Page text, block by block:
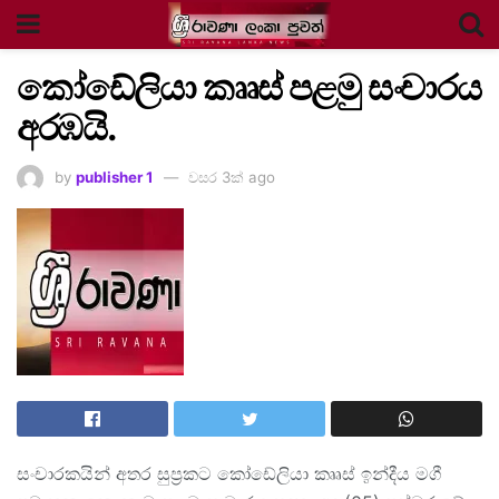
කෝඩේලියා කෲස් පළමු සංචාරය
අරඹයි.
by publisher 1 වසර 3ක් ago
සංචාරකයින් අතර සුප්‍රකට කෝඩේලියා කෲස් ඉන්දීය මගී